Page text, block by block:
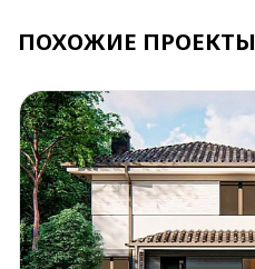
ПОХОЖИЕ ПРОЕКТЫ